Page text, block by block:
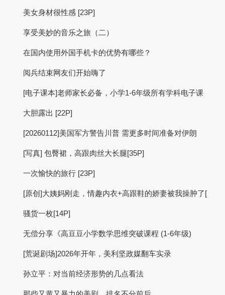
美女身材很性感 [23P]
享受美妙的音乐之旅（二）
在国内使用外国手机卡的优势有哪些？
阅兵结束网友们开始嗨了
[电子课本]老师家长必备，小学1-6年级所有学科电子课
大胆露出 [22P]
[20260112]美国军方警告川普 需更多时间准备对伊朗
[写真] 包臀裙，高跟肉丝大长腿[35P]
一次愉快的旅行 [23P]
[原创]大姨妈刚走，情趣内衣+高跟鞋的娇妻被我操肿了[
骚货一枚[14P]
无偿分享《高豆豆小学数学思维突破课程 (1-6年级)
[荒诞剧场]2026年开年，美利坚政媒翻车实录
孙立平：对当前经济形势的几点看法